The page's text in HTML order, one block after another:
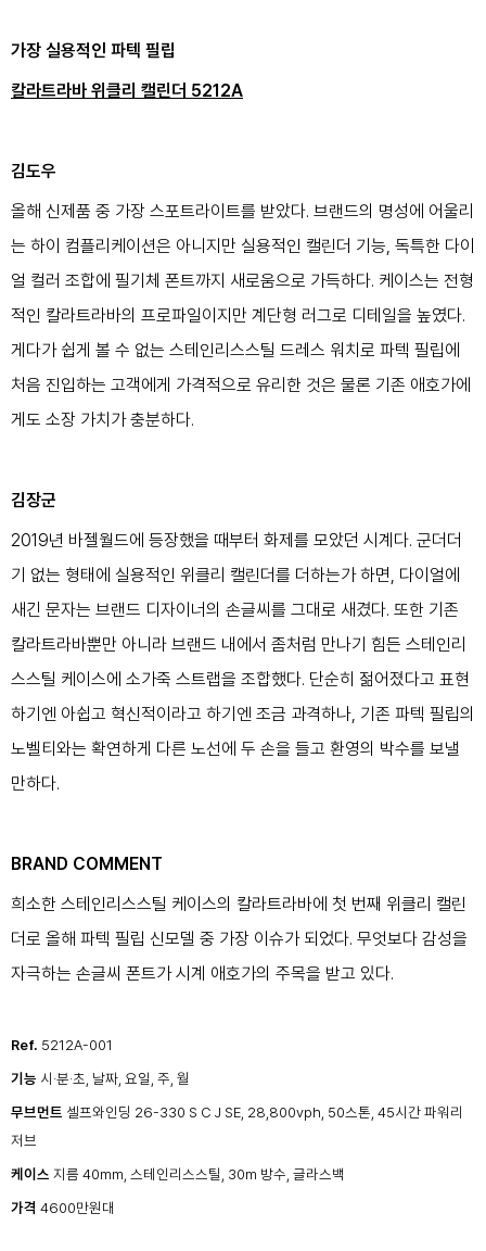
가장 실용적인 파텍 필립
칼라트라바 위클리 캘린더 5212A
김도우
올해 신제품 중 가장 스포트라이트를 받았다. 브랜드의 명성에 어울리
는 하이 컴플리케이션은 아니지만 실용적인 캘린더 기능, 독특한 다이
얼 컬러 조합에 필기체 폰트까지 새로움으로 가득하다. 케이스는 전형
적인 칼라트라바의 프로파일이지만 계단형 러그로 디테일을 높였다.
게다가 쉽게 볼 수 없는 스테인리스스틸 드레스 워치로 파텍 필립에
처음 진입하는 고객에게 가격적으로 유리한 것은 물론 기존 애호가에
게도 소장 가치가 충분하다.
김장군
2019년 바젤월드에 등장했을 때부터 화제를 모았던 시계다. 군더더
기 없는 형태에 실용적인 위클리 캘린더를 더하는가 하면, 다이얼에
새긴 문자는 브랜드 디자이너의 손글씨를 그대로 새겼다. 또한 기존
칼라트라바뿐만 아니라 브랜드 내에서 좀처럼 만나기 힘든 스테인리
스스틸 케이스에 소가죽 스트랩을 조합했다. 단순히 젊어졌다고 표현
하기엔 아쉽고 혁신적이라고 하기엔 조금 과격하나, 기존 파텍 필립의
노벨티와는 확연하게 다른 노선에 두 손을 들고 환영의 박수를 보낼
만하다.
BRAND COMMENT
희소한 스테인리스스틸 케이스의 칼라트라바에 첫 번째 위클리 캘린
더로 올해 파텍 필립 신모델 중 가장 이슈가 되었다. 무엇보다 감성을
자극하는 손글씨 폰트가 시계 애호가의 주목을 받고 있다.
Ref. 5212A-001
기능 시·분·초, 날짜, 요일, 주, 월
무브먼트 셀프와인딩 26-330 S C J SE, 28,800vph, 50스톤, 45시간 파워리
저브
케이스 지름 40mm, 스테인리스스틸, 30m 방수, 글라스백
가격 4600만원대